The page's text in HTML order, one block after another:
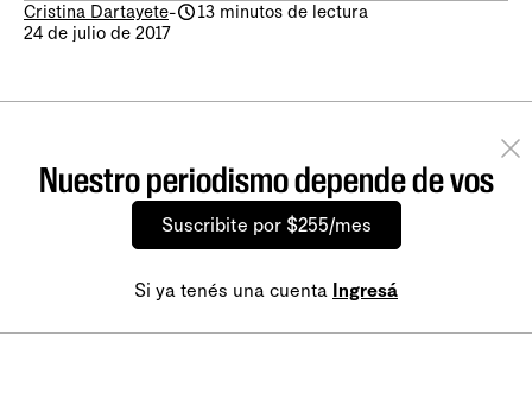
Cristina Dartayete-
13 minutos de lectura
24 de julio de 2017
Nuestro periodismo depende de vos
Suscribite por $255/mes
Si ya tenés una cuenta Ingresá